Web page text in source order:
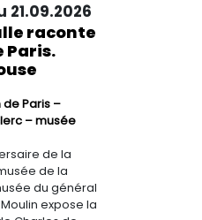
21.09.2026
raconte
Paris.
Paris –
– musée
de la
de la
du général
expose la